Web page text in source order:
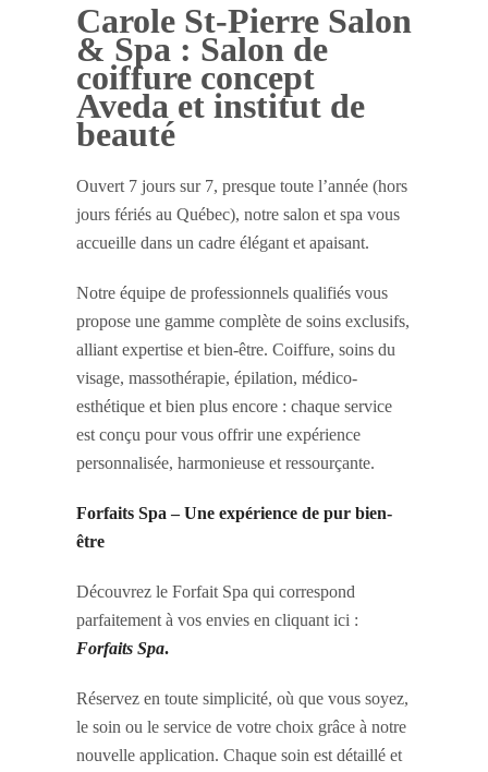
Carole St-Pierre Salon
& Spa : Salon de
coiffure concept
Aveda et institut de
beauté
Ouvert 7 jours sur 7, presque toute l’année (hors
jours fériés au Québec), notre salon et spa vous
accueille dans un cadre élégant et apaisant.
Notre équipe de professionnels qualifiés vous
propose une gamme complète de soins exclusifs,
alliant expertise et bien-être. Coiffure, soins du
visage, massothérapie, épilation, médico-
esthétique et bien plus encore : chaque service
est conçu pour vous offrir une expérience
personnalisée, harmonieuse et ressourçante.
Forfaits Spa – Une expérience de pur bien-
être
Découvrez le Forfait Spa qui correspond
parfaitement à vos envies en cliquant ici :
Forfaits Spa.
Réservez en toute simplicité, où que vous soyez,
le soin ou le service de votre choix grâce à notre
nouvelle application. Chaque soin est détaillé et